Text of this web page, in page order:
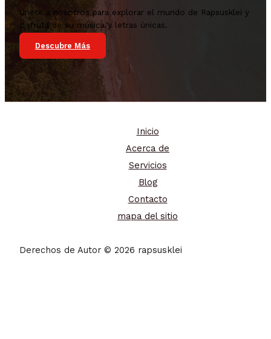
Únete a nosotros para explorar el mundo de Rapsusklei y
disfruta de su música y letras únicas.
Descubre Más
Inicio
Acerca de
Servicios
Blog
Contacto
mapa del sitio
Derechos de Autor © 2026 rapsusklei